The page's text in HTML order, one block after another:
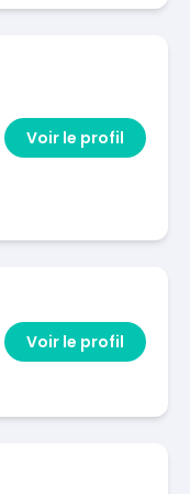
Voir le profil
Voir le profil